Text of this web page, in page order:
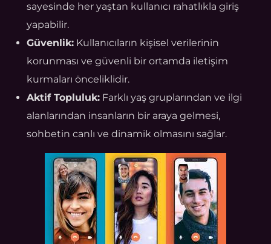
sayesinde her yaştan kullanıcı rahatlıkla giriş
yapabilir.
Güvenlik: Kullanıcıların kişisel verilerinin
korunması ve güvenli bir ortamda iletişim
kurmaları önceliklidir.
Aktif Topluluk: Farklı yaş gruplarından ve ilgi
alanlarından insanların bir araya gelmesi,
sohbetin canlı ve dinamik olmasını sağlar.